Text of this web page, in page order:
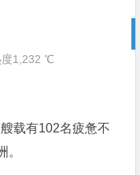
度1,232 ℃
载有102名疲惫不
。